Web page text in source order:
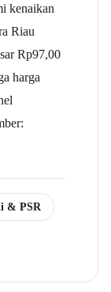
kenaikan
Riau
Rp97,00
harga
& PSR